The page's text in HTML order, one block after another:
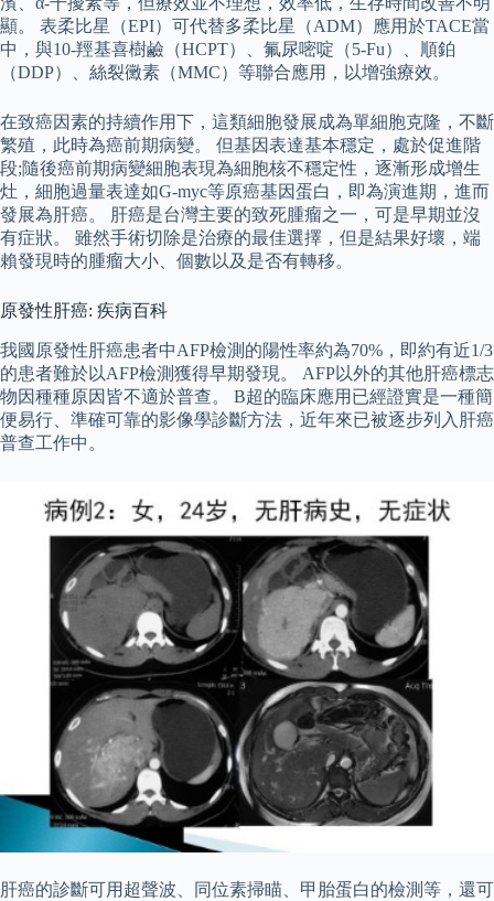
顯。 表柔比星（EPI）可代替多柔比星（ADM）應用於TACE當
中，與10-羥基喜樹鹼（HCPT）、氟尿嘧啶（5-Fu）、順鉑
（DDP）、絲裂黴素（MMC）等聯合應用，以增強療效。
在致癌因素的持續作用下，這類細胞發展成為單細胞克隆，不斷
繁殖，此時為癌前期病變。 但基因表達基本穩定，處於促進階
段;隨後癌前期病變細胞表現為細胞核不穩定性，逐漸形成增生
灶，細胞過量表達如G-myc等原癌基因蛋白，即為演進期，進而
發展為肝癌。 肝癌是台灣主要的致死腫瘤之一，可是早期並沒
有症狀。 雖然手術切除是治療的最佳選擇，但是結果好壞，端
賴發現時的腫瘤大小、個數以及是否有轉移。
原發性肝癌: 疾病百科
我國原發性肝癌患者中AFP檢測的陽性率約為70%，即約有近1/3
的患者難於以AFP檢測獲得早期發現。 AFP以外的其他肝癌標志
物因種種原因皆不適於普查。 B超的臨床應用已經證實是一種簡
便易行、準確可靠的影像學診斷方法，近年來已被逐步列入肝癌
普查工作中。
肝癌的診斷可用超聲波、同位素掃瞄、甲胎蛋白的檢測等，還可